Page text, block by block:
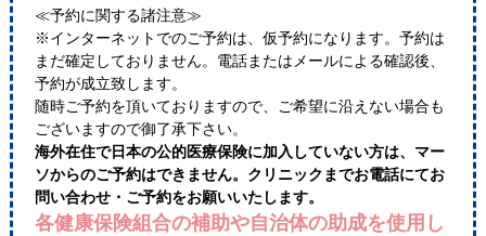
≪予約に関する諸注意≫
※インターネットでのご予約は、仮予約になります。予約は
まだ確定しておりません。電話またはメールによる確認後、
予約が成立致します。
随時ご予約を頂いておりますので、ご希望に沿えない場合も
ございますので御了承下さい。
海外在住で日本の公的医療保険に加入していない方は、マー
ソからのご予約はできません。クリニックまでお電話にてお
問い合わせ・ご予約をお願いいたします。
各健康保険組合の補助や自治体の助成を使用し